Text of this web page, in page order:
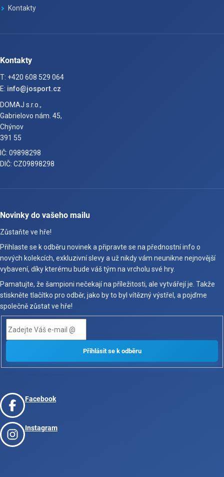
Kontakty
Kontakty
T: +420 608 529 064
E: info@josport.cz
DOMAJ s.r.o.,
Gabrielovo nám. 45,
Chýnov
391 55
IČ: 09898298
DIČ: CZ09898298
Novinky do vašeho mailu
Zůstaňte ve hře!
Přihlaste se k odběru novinek a připravte se na přednostní info o
nových kolekcích, exkluzivní slevy a už nikdy vám neunikne nejnovější
vybavení, díky kterému bude váš tým na vrcholu své hry.
Pamatujte, že šampioni nečekají na příležitosti, ale vytvářejí je. Takže
stiskněte tlačítko pro odběr, jako by to byl vítězný výstřel, a pojďme
společně zůstat ve hře!
Facebook
Instagram